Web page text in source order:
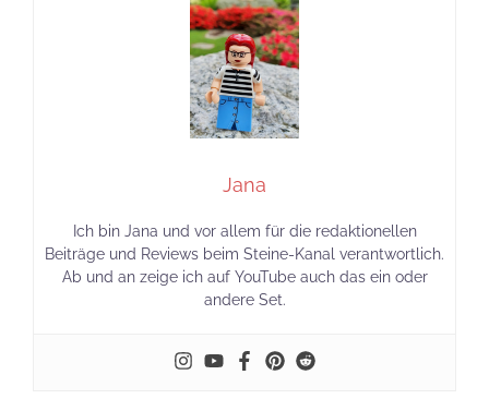
Jana
Ich bin Jana und vor allem für die redaktionellen
Beiträge und Reviews beim Steine-Kanal verantwortlich.
Ab und an zeige ich auf YouTube auch das ein oder
andere Set.